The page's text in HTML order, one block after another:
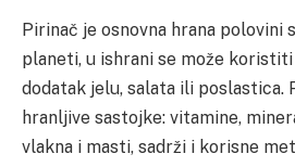
Pirinač je osnovna hrana polovini
planeti, u ishrani se može koristiti
dodatak jelu, salata ili poslastica.
hranljive sastojke: vitamine,
vlakna i masti, sadrži i korisne